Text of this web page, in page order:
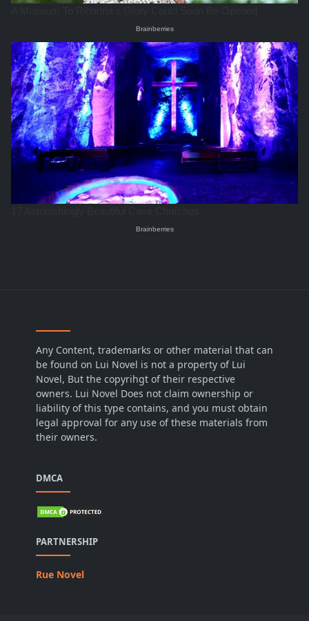
Any Content, trademarks or other material that can
be found on Lui Novel is not a property of Lui
Novel, But the copyrihgt of their respective
owners. Lui Novel Does not claim ownership or
liability of this type contains, and you must obtain
legal approval for any use of these materials from
their owners.
DMCA
PARTNERSHIP
Rue Novel